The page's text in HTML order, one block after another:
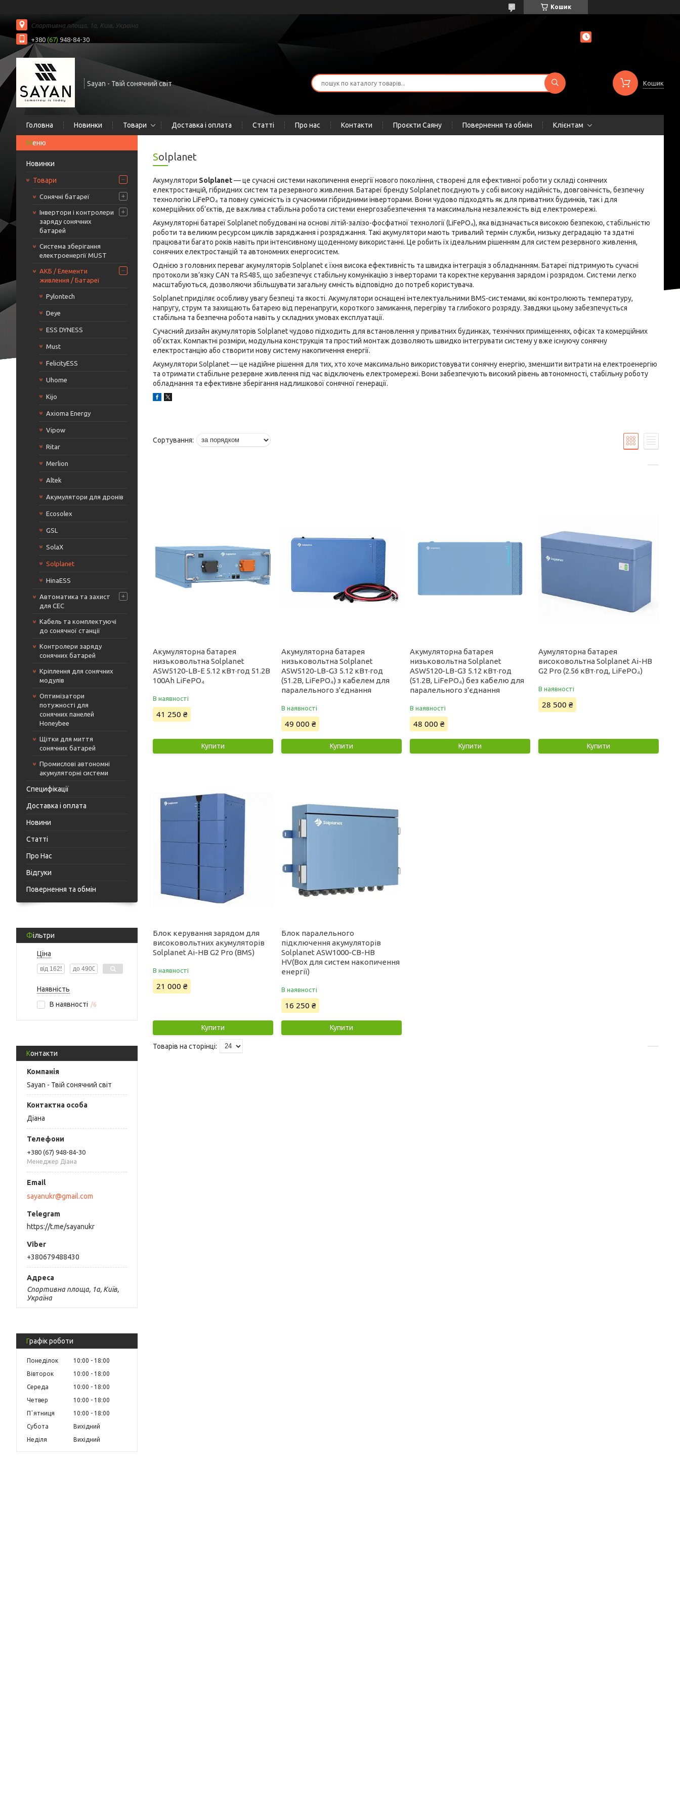
Кошик
Спортивна площа, 1а, Київ, Україна
+380 (67) 948-84-30
Sayan - Твій сонячний світ Кошик
Головна Новинки Товари Доставка і оплата Статті Про нас Контакти Проєкти Саяну Повернення та обмін Клієнтам
Новинки
Товари
Сонячні батареї
Інвертори і контролери
заряду сонячних
батарей
Система зберігання
електроенергії MUST
АКБ / Елементи
живлення / Батареї
Pylontech
Deye
ESS DYNESS
Must
FelicityESS
Uhome
Kijo
Axioma Energy
Vipow
Ritar
Merlion
Altek
Акумулятори для дронів
Ecosolex
GSL
SolaX
Solplanet
HinaESS
Автоматика та захист
для СЕС
Кабель та комплектуючі
до сонячної станції
Контролери заряду
сонячних батарей
Кріплення для сонячних
модулів
Оптимізатори
потужності для
сонячних панелей
Honeybee
Щітки для миття
сонячних батарей
Промислові автономні
акумуляторні системи
Специфікації
Доставка і оплата
Новини
Статті
Про Нас
Відгуки
Повернення та обмін
Фільтри
Ціна
Наявність
В наявності
6
Контакти
Sayan - Твій сонячний світ
Діана
+380 (67) 948-84-30
Менеджер Діана
sayanukr@gmail.com
https://t.me/sayanukr
+380679488430
Спортивна площа, 1а, Київ,
Україна
Графік роботи
Понеділок 10:00
18:00
Вівторок
10:00
18:00
Середа
10:00
18:00
Четвер
10:00
18:00
Пʼятниця
10:00
18:00
Субота
Вихідний
Неділя
Вихідний
Solplanet
Акумулятори Solplanet— це сучасні системи накопичення енергії нового покоління, створені для ефективної роботи у складі сонячних
електростанцій, гібридних систем та резервного живлення. Батареї бренду Solplanet поєднують у собі високу надійність, довговічність, безпечну
технологію LiFePO₄ та повну сумісність із сучасними гібридними інверторами. Вони чудово підходять як для приватних будинків, так і для
комерційних об’єктів, де важлива стабільна робота системи енергозабезпечення та максимальна незалежність від електромережі.
Акумуляторні батареї Solplanet побудовані на основі літій-залізо-фосфатної технології (LiFePO₄), яка відзначається високою безпекою, стабільністю
роботи та великим ресурсом циклів заряджання і розряджання. Такі акумулятори мають тривалий термін служби, низьку деградацію та здатні
працювати багато років навіть при інтенсивному щоденному використанні. Це робить їх ідеальним рішенням для систем резервного живлення,
сонячних електростанцій та автономних енергосистем.
Однією з головних переваг акумуляторів Solplanet є їхня висока ефективність та швидка інтеграція з обладнанням. Батареї підтримують сучасні
протоколи зв’язку CAN та RS485, що забезпечує стабільну комунікацію з інверторами та коректне керування зарядом і розрядом. Системи легко
масштабуються, дозволяючи збільшувати загальну ємність відповідно до потреб користувача.
Solplanet приділяє особливу увагу безпеці та якості. Акумулятори оснащені інтелектуальними BMS-системами, які контролюють температуру,
напругу, струм та захищають батарею від перенапруги, короткого замикання, перегріву та глибокого розряду. Завдяки цьому забезпечується
стабільна та безпечна робота навіть у складних умовах експлуатації.
Сучасний дизайн акумуляторів Solplanet чудово підходить для встановлення у приватних будинках, технічних приміщеннях, офісах та комерційних
об’єктах. Компактні розміри, модульна конструкція та простий монтаж дозволяють швидко інтегрувати систему у вже існуючу сонячну
електростанцію або створити нову систему накопичення енергії.
Акумулятори Solplanet — це надійне рішення для тих, хто хоче максимально використовувати сонячну енергію, зменшити витрати на електроенергію
та отримати стабільне резервне живлення під час відключень електромережі. Вони забезпечують високий рівень автономності, стабільну роботу
обладнання та ефективне зберігання надлишкової сонячної генерації.
Акумуляторна батарея
низьковольтна Solplanet
ASW5120-LB-E 5.12 кВт·год 51.2В
100Ah LiFePO₄
В наявності
41 250 ₴
Купити
Акумуляторна батарея
низьковольтна Solplanet
ASW5120-LB-G3 5.12 кВт·год
(51.2В, LiFePO₄) з кабелем для
паралельного з'єднання
В наявності
49 000 ₴
Купити
Акумуляторна батарея
низьковольтна Solplanet
ASW5120-LB-G3 5.12 кВт·год
(51.2В, LiFePO₄) без кабелю для
паралельного з'єднання
В наявності
48 000 ₴
Купити
Аумуляторна батарея
високовольтна Solplanet Ai-HB
G2 Pro (2.56 кВт·год, LiFePO₄)
В наявності
28 500 ₴
Купити
Блок керування зарядом для
високовольтних акумуляторів
Solplanet Ai-HB G2 Pro (BMS)
В наявності
21 000 ₴
Купити
Блок паралельного
підключення акумуляторів
Solplanet ASW1000-CB-HB
HV(Box для систем накопичення
енергії)
В наявності
16 250 ₴
Купити